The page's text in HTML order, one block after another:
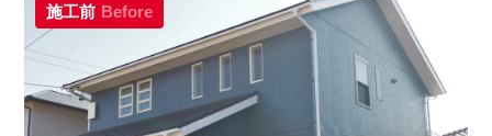
施工前 Before